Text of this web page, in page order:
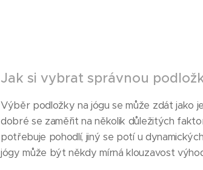
Jak si vybrat správnou
Výběr podložky na jógu se může zdát jako
dobré se zaměřit na několik důležitých
potřebuje pohodlí, jiný se potí u
jógy může být někdy mírná klouzavost